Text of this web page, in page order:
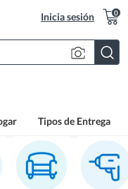
Inicia sesión 0
Tipos de Entrega